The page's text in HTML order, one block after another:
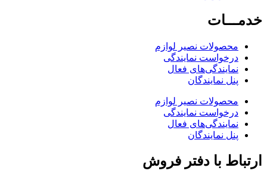
خدمـــات
محصولات نصیر لوازم
درخواست نمایندگی
نمایندگی‌های فعال
پنل نمایندگان
محصولات نصیر لوازم
درخواست نمایندگی
نمایندگی‌های فعال
پنل نمایندگان
ارتباط با دفتر فروش